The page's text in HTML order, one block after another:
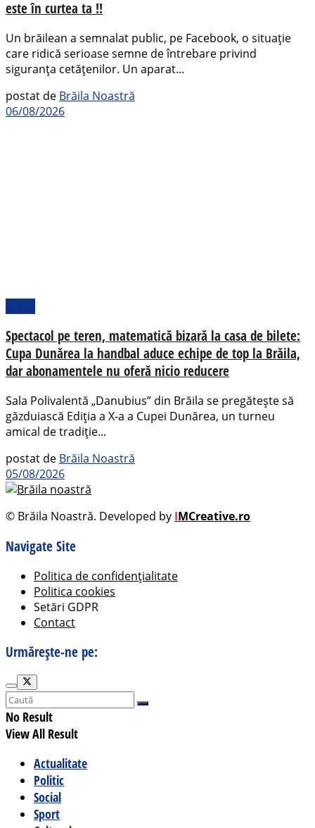
este în curtea ta !!
Un brăilean a semnalat public, pe Facebook, o situație
care ridică serioase semne de întrebare privind
siguranța cetățenilor. Un aparat...
postat de Brăila Noastră
06/08/2026
Spectacol pe teren, matematică bizară la casa de bilete:
Cupa Dunărea la handbal aduce echipe de top la Brăila,
dar abonamentele nu oferă nicio reducere
Sala Polivalentă „Danubius” din Brăila se pregătește să
găzduiască Ediția a X-a a Cupei Dunărea, un turneu
amical de tradiție...
postat de Brăila Noastră
05/08/2026
© Brăila Noastră. Developed by IMCreative.ro
Navigate Site
Politica de confidențialitate
Politica cookies
Setări GDPR
Contact
Urmărește-ne pe:
No Result
View All Result
Actualitate
Politic
Social
Sport